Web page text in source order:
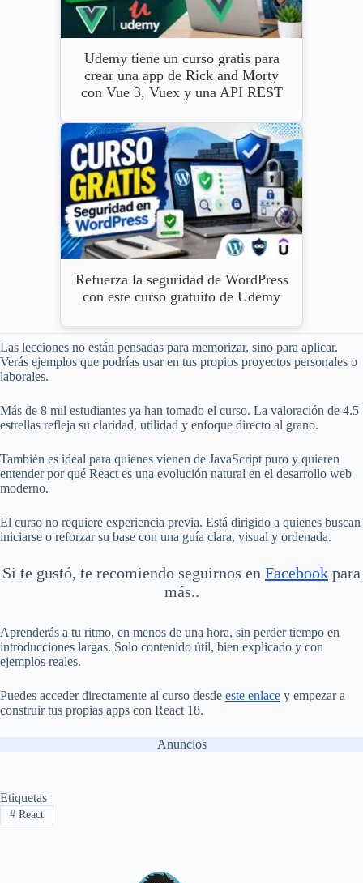
Udemy tiene un curso gratis para
crear una app de Rick and Morty
con Vue 3, Vuex y una API REST
Refuerza la seguridad de WordPress
con este curso gratuito de Udemy
Las lecciones no están pensadas para memorizar, sino para aplicar.
Verás ejemplos que podrías usar en tus propios proyectos personales o
laborales.
Más de 8 mil estudiantes ya han tomado el curso. La valoración de 4.5
estrellas refleja su claridad, utilidad y enfoque directo al grano.
También es ideal para quienes vienen de JavaScript puro y quieren
entender por qué React es una evolución natural en el desarrollo web
moderno.
El curso no requiere experiencia previa. Está dirigido a quienes buscan
iniciarse o reforzar su base con una guía clara, visual y ordenada.
Si te gustó, te recomiendo seguirnos en Facebook para
más..
Aprenderás a tu ritmo, en menos de una hora, sin perder tiempo en
introducciones largas. Solo contenido útil, bien explicado y con
ejemplos reales.
Puedes acceder directamente al curso desde este enlace y empezar a
construir tus propias apps con React 18.
Anuncios
Etiquetas
#React